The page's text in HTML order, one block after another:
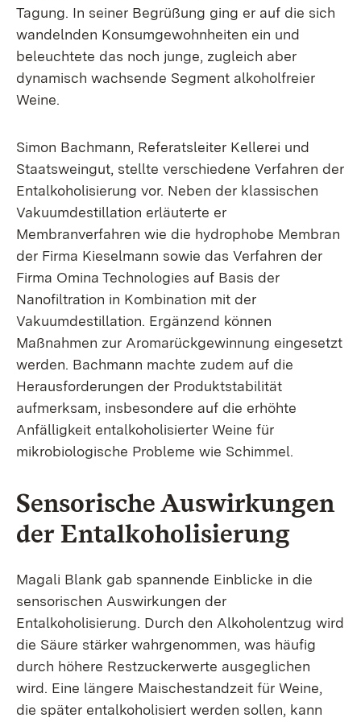
Tagung. In seiner Begrüßung ging er auf die sich
wandelnden Konsumgewohnheiten ein und
beleuchtete das noch junge, zugleich aber
dynamisch wachsende Segment alkoholfreier
Weine.
Simon Bachmann, Referatsleiter Kellerei und
Staatsweingut, stellte verschiedene Verfahren der
Entalkoholisierung vor. Neben der klassischen
Vakuumdestillation erläuterte er
Membranverfahren wie die hydrophobe Membran
der Firma Kieselmann sowie das Verfahren der
Firma Omina Technologies auf Basis der
Nanofiltration in Kombination mit der
Vakuumdestillation. Ergänzend können
Maßnahmen zur Aromarückgewinnung eingesetzt
werden. Bachmann machte zudem auf die
Herausforderungen der Produktstabilität
aufmerksam, insbesondere auf die erhöhte
Anfälligkeit entalkoholisierter Weine für
mikrobiologische Probleme wie Schimmel.
Sensorische Auswirkungen
der Entalkoholisierung
Magali Blank gab spannende Einblicke in die
sensorischen Auswirkungen der
Entalkoholisierung. Durch den Alkoholentzug wird
die Säure stärker wahrgenommen, was häufig
durch höhere Restzuckerwerte ausgeglichen
wird. Eine längere Maischestandzeit für Weine,
die später entalkoholisiert werden sollen, kann